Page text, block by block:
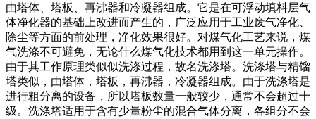
由塔体、塔板、再沸器和冷凝器组成。它是在可浮动填料层气
体净化器的基础上改进而产生的，广泛应用于工业废气净化、
除尘等方面的前处理，净化效果很好。对煤气化工艺来说，煤
气洗涤不可避免，无论什么煤气化技术都用到这一单元操作。
由于其工作原理类似似洗涤过程，故名洗涤塔。洗涤塔与精馏
塔类似，由塔体，塔板，再沸器，冷凝器组成。由于洗涤塔是
进行粗分离的设备，所以塔板数量一般较少，通常不会超过十
级。洗涤塔适用于含有少量粉尘的混合气体分离，各组分不会